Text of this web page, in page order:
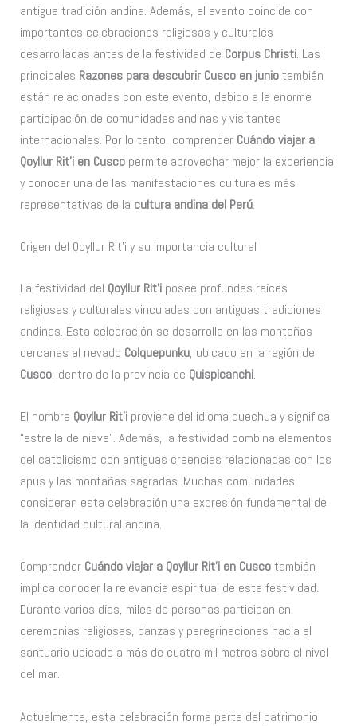
antigua tradición andina. Además, el evento coincide con
importantes celebraciones religiosas y culturales
desarrolladas antes de la festividad de Corpus Christi. Las
principales Razones para descubrir Cusco en juniotambién
están relacionadas con este evento, debido a la enorme
participación de comunidades andinas y visitantes
internacionales. Por lo tanto, comprender Cuándo viajar a
Qoyllur Rit’i en Cusco permite aprovechar mejor la experiencia
y conocer una de las manifestaciones culturales más
representativas de la cultura andina del Perú.
Origen del Qoyllur Rit’i y su importancia cultural
La festividad del Qoyllur Rit’i posee profundas raíces
religiosas y culturales vinculadas con antiguas tradiciones
andinas. Esta celebración se desarrolla en las montañas
cercanas al nevado Colquepunku, ubicado en la región de
Cusco, dentro de la provincia de Quispicanchi.
El nombre Qoyllur Rit’i proviene del idioma quechua y significa
“estrella de nieve”. Además, la festividad combina elementos
del catolicismo con antiguas creencias relacionadas con los
apus y las montañas sagradas. Muchas comunidades
consideran esta celebración una expresión fundamental de
la identidad cultural andina.
Comprender Cuándo viajar a Qoyllur Rit’i en Cuscotambién
implica conocer la relevancia espiritual de esta festividad.
Durante varios días, miles de personas participan en
ceremonias religiosas, danzas y peregrinaciones hacia el
santuario ubicado a más de cuatro mil metros sobre el nivel
del mar.
Actualmente, esta celebración forma parte del patrimonio